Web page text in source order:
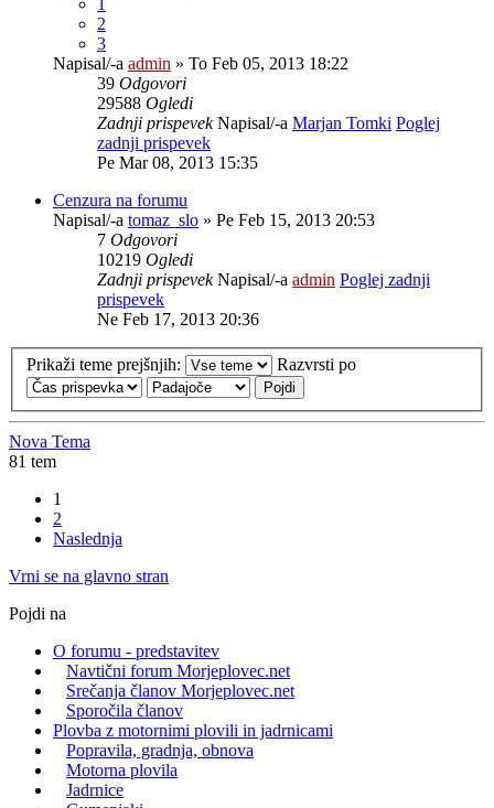
2
3
Napisal/-a admin » To Feb 05, 2013 18:22
39 Odgovori
29588 Ogledi
Zadnji prispevekNapisal/-a Marjan Tomki Poglej
zadnji prispevek
Pe Mar 08, 2013 15:35
Cenzura na forumu
Napisal/-a tomaz_slo » Pe Feb 15, 2013 20:53
7 Odgovori
10219 Ogledi
Zadnji prispevekNapisal/-a admin Poglej zadnji
prispevek
Ne Feb 17, 2013 20:36
Prikaži teme prejšnjih: Razvrsti po
Nova Tema
81 tem
1
2
Naslednja
Vrni se na glavno stran
Pojdi na
O forumu - predstavitev
Navtični forum Morjeplovec.net
Srečanja članov Morjeplovec.net
Sporočila članov
Plovba z motornimi plovili in jadrnicami
Popravila, gradnja, obnova
Motorna plovila
Jadrnice